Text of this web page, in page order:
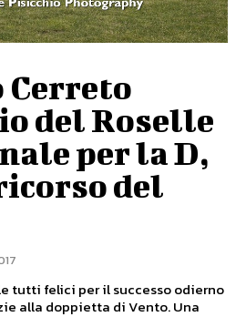
Cerreto
del Roselle
per la D,
del
tutti felici per il successo odierno
alla doppietta di Vento. Una